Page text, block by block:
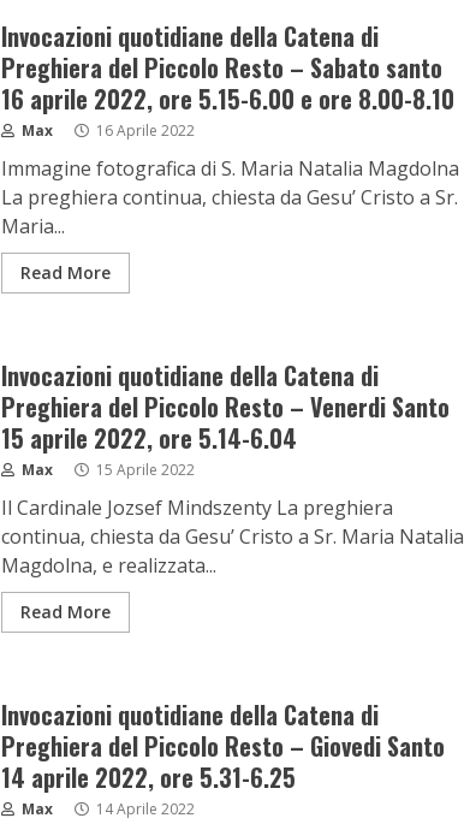
Invocazioni quotidiane della Catena di
Preghiera del Piccolo Resto – Sabato santo
16 aprile 2022, ore 5.15-6.00 e ore 8.00-8.10
Max 16 Aprile 2022
Immagine fotografica di S. Maria Natalia Magdolna
La preghiera continua, chiesta da Gesu’ Cristo a Sr.
Maria...
Read More
Invocazioni quotidiane della Catena di
Preghiera del Piccolo Resto – Venerdi Santo
15 aprile 2022, ore 5.14-6.04
Max 15 Aprile 2022
Il Cardinale Jozsef Mindszenty La preghiera
continua, chiesta da Gesu’ Cristo a Sr. Maria Natalia
Magdolna, e realizzata...
Read More
Invocazioni quotidiane della Catena di
Preghiera del Piccolo Resto – Giovedi Santo
14 aprile 2022, ore 5.31-6.25
Max 14 Aprile 2022